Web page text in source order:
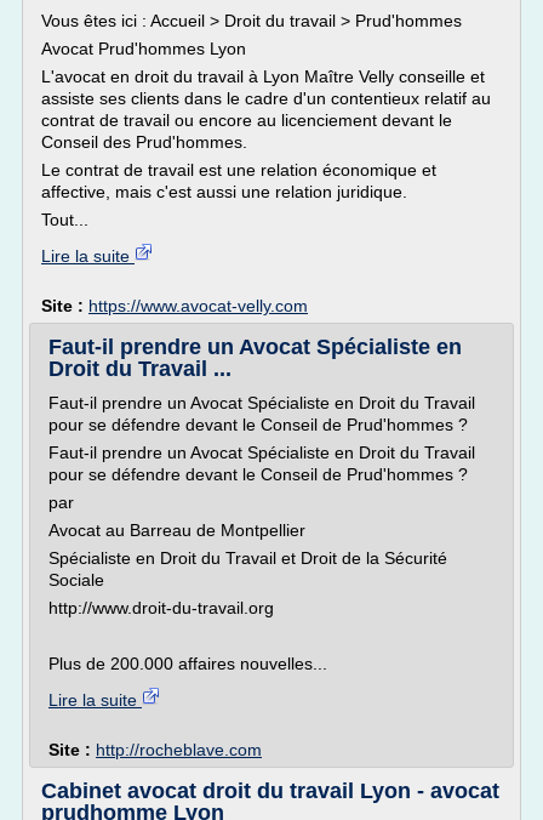
Vous êtes ici : Accueil > Droit du travail > Prud'hommes
Avocat Prud'hommes Lyon
L'avocat en droit du travail à Lyon Maître Velly conseille et
assiste ses clients dans le cadre d'un contentieux relatif au
contrat de travail ou encore au licenciement devant le
Conseil des Prud'hommes.
Le contrat de travail est une relation économique et
affective, mais c'est aussi une relation juridique.
Tout...
Lire la suite
Site : https://www.avocat-velly.com
Faut-il prendre un Avocat Spécialiste en
Droit du Travail ...
Faut-il prendre un Avocat Spécialiste en Droit du Travail
pour se défendre devant le Conseil de Prud'hommes ?
Faut-il prendre un Avocat Spécialiste en Droit du Travail
pour se défendre devant le Conseil de Prud'hommes ?
par
Avocat au Barreau de Montpellier
Spécialiste en Droit du Travail et Droit de la Sécurité
Sociale
http://www.droit-du-travail.org
Plus de 200.000 affaires nouvelles...
Lire la suite
Site : http://rocheblave.com
Cabinet avocat droit du travail Lyon - avocat
prudhomme Lyon